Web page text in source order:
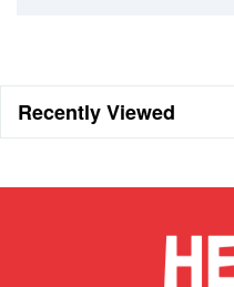
Recently Viewed